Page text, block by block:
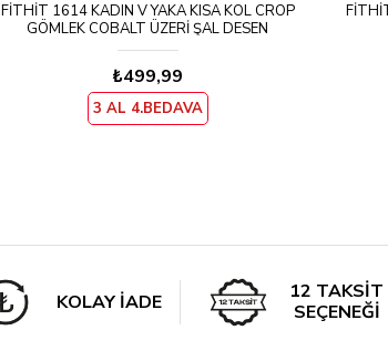
FITHIT 1614 KADIN V YAKA KISA KOL CROP
GÖMLEK COBALT ÜZERI ŞAL DESEN
₺499,99
3 AL 4.BEDAVA
KOLAY İADE
12 TAKSİT
SEÇENEĞİ